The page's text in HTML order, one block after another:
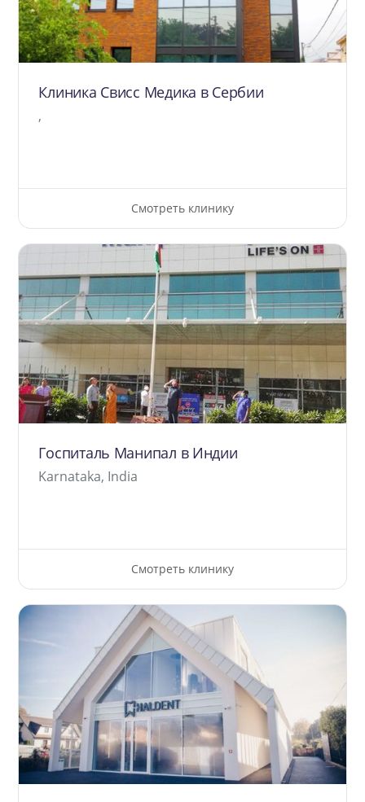
Клиника Свисс Медика в Сербии
,
Смотреть клинику
Госпиталь Манипал в Индии
Karnataka, India
Смотреть клинику